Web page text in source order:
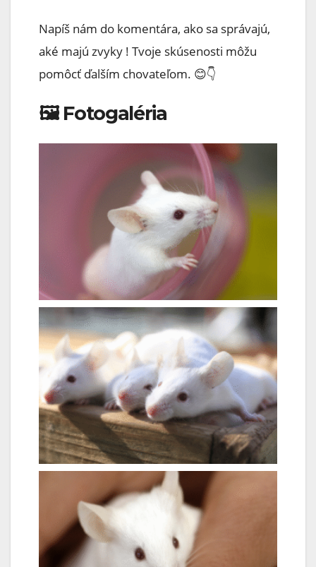
Napíš nám do komentára, ako sa správajú,
aké majú zvyky ! Tvoje skúsenosti môžu
pomôcť ďalším chovateľom. 😊👇
🖼️ Fotogaléria